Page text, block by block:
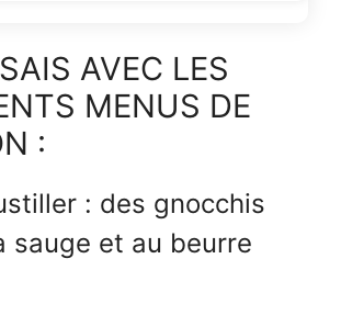
AVEC LES
MENUS DE
:
: des gnocchis
sauge et au beurre